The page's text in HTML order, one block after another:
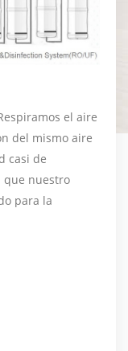
el aire
del mismo aire
casi de
que nuestro
para la